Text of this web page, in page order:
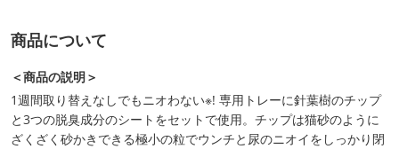
商品について
＜商品の説明＞
1週間取り替えなしでもニオわない※! 専用トレーに針葉樹のチップ
と3つの脱臭成分のシートをセットで使用。チップは猫砂のように
ざくざく砂かきできる極小の粒でウンチと尿のニオイをしっかり閉